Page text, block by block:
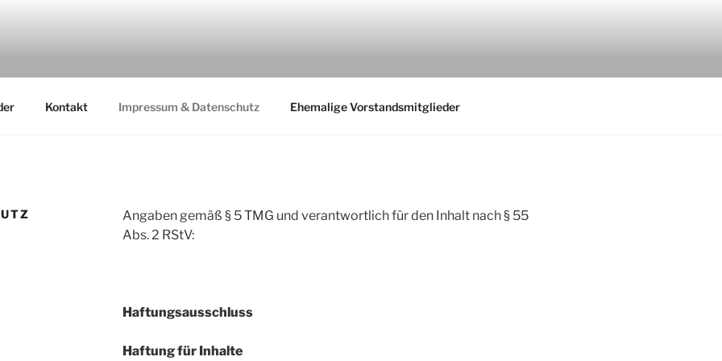
BW
Kontakt Impressum & Datenschutz Ehemalige Vorstandsmitglieder
Angaben gemäß § 5 TMG und verantwortlich für den Inhalt nach § 55
Abs. 2 RStV:
Haftungsausschluss
Haftung für Inhalte